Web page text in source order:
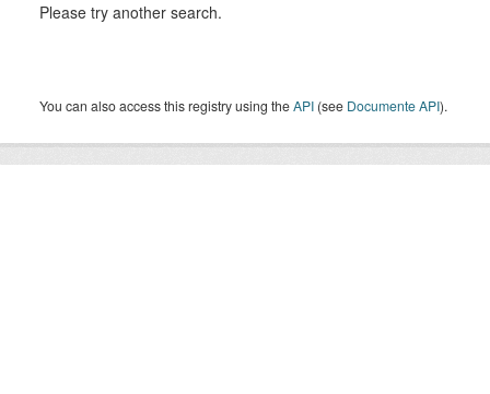
Please try another search.
You can also access this registry using theAPI (see Documente API).